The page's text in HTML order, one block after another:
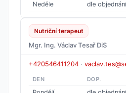
Neděle
dle objednání
Nutriční terapeut
Mgr. Ing. Václav Tesař DiS
+420546411204 ·
DEN DOP.